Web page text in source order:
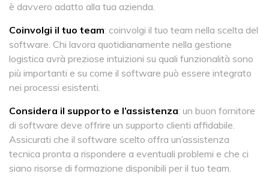
è davvero adatto alla tua azienda.
Coinvolgi il tuo team: coinvolgi il tuo team nella scelta del
software. Chi lavora quotidianamente nella gestione
logistica avrà preziose intuizioni su quali funzionalità sono
più importanti e su come il software può essere integrato
nei processi esistenti.
Considera il supporto e l’assistenza: un buon fornitore
di software deve offrire un supporto clienti affidabile.
Assicurati che il software scelto offra un’assistenza
tecnica pronta a rispondere a eventuali problemi e che ci
siano risorse di formazione disponibili per il tuo team.